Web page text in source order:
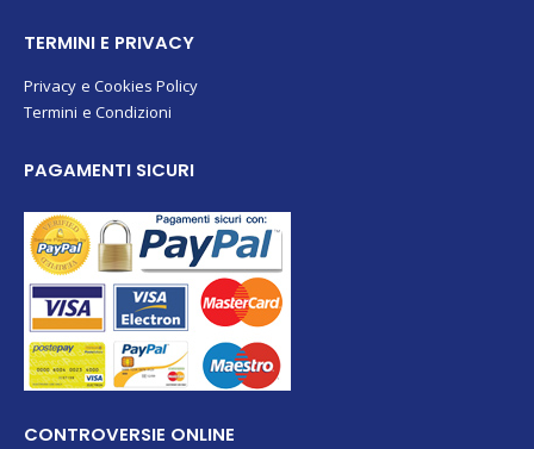
TERMINI E PRIVACY
Privacy e Cookies Policy
Termini e Condizioni
PAGAMENTI SICURI
CONTROVERSIE ONLINE